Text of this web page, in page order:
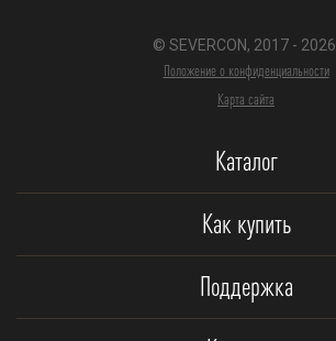
© SEVERCON, 2017 - 2026.
Положение о конфиденциальности
Карта сайта
Каталог
Как купить
Поддержка